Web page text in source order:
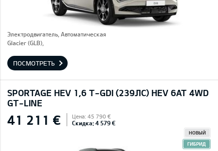
Электродвигатель, Автоматическая
Glacier (GLB),
ПОСМОТРЕТЬ
SPORTAGE HEV 1,6 T-GDI (239ЛС) HEV 6AT 4WD
GT-LINE
41 211 € Цена: 45 790 €
Скидка: 4 579 €
НОВЫЙ
ГИБРИД